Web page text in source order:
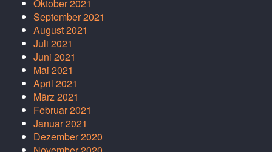
Oktober 2021
September 2021
August 2021
Juli 2021
Juni 2021
Mai 2021
April 2021
März 2021
Februar 2021
Januar 2021
Dezember 2020